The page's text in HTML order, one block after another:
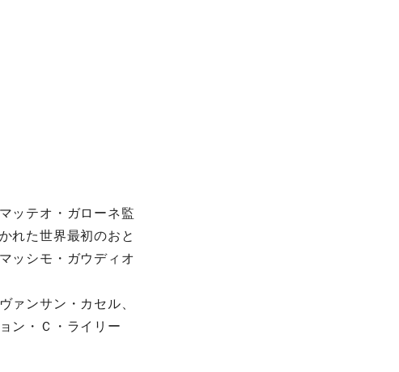
ッテオ・ガローネ監
れた世界最初のおと
ッシモ・ガウディオ
ァンサン・カセル、
ン・Ｃ・ライリー